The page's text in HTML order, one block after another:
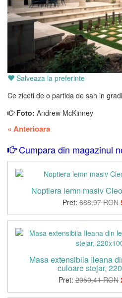
Salveaza la preferinte
Ce ziceti de o partida de sah in
Foto: Andrew McKinney
« Anterioara
Cumpara din magazinul
Noptiera lemn masiv
Pret: 688,97 RON
Masa extensibila Ileana
culoare stejar,
Pret: 2950,41 RON